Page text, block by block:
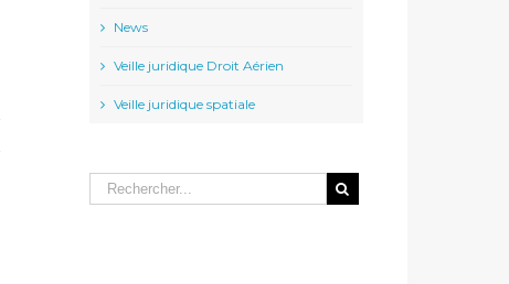
News
Veille juridique Droit Aérien
Veille juridique spatiale